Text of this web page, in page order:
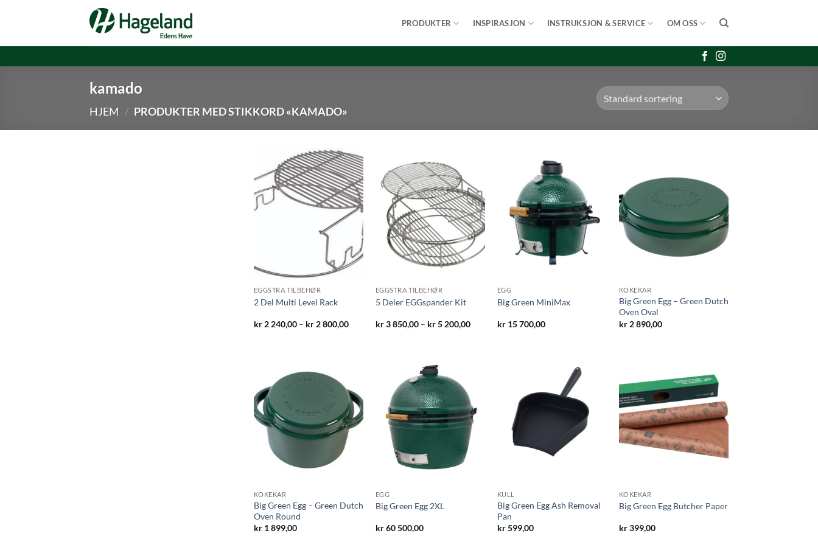
PRODUKTER INSPIRASJON INSTRUKSJON & SERVICE OM OSS
kamado
HJEM / PRODUKTER MED STIKKORD «KAMADO»
EGGSTRA TILBEHØR
2 Del Multi Level Rack
kr2 240,00 – kr2 800,00Prisområde:
EGGSTRA TILBEHØR
5 Deler EGGspander Kit
kr3 850,00 – kr5 200,00Prisområde:
EGG
Big Green MiniMax
kr15 700,00
KOKEKAR
Big Green Egg – Green Dutch
Oven Oval
kr2 890,00
KOKEKAR
Big Green Egg – Green Dutch
Oven Round
kr1 899,00
EGG
Big Green Egg 2XL
kr60 500,00
KULL
Big Green Egg Ash Removal
Pan
kr599,00
KOKEKAR
Big Green Egg Butcher Paper
kr399,00